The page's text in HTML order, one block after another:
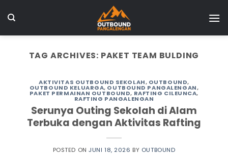
to
TAG ARCHIVES: PAKET TEAM BULDING
AKTIVITAS OUTBOUND SEKOLAH, OUTBOUND,
OUTBOUND KELUARGA, OUTBOUND PANGALENGAN,
PAKET PERMAINAN OUTBOUND, RAFTING CILEUNCA,
RAFTING PANGALENGAN
Serunya Outing Sekolah di Alam
Terbuka dengan Aktivitas Rafting
POSTED ONJUNI 18, 2026 BY OUTBOUND